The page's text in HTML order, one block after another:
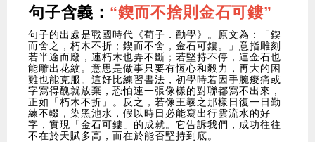
句子含義： “鍥而不捨則金石可鏤”
句子的出處是戰國時代《荀子．勸學》。原文為：「鍥
而舍之，朽木不折；鍥而不舍，金石可鏤。」意指雕刻
若半途而廢，連朽木也弄不斷；若堅持不停，連金石也
能雕出花紋。意思是做事只要有恆心和毅力，再大的困
難也能克服。這好比練習書法，初學時若因手腕痠痛或
字寫得醜就放棄，恐怕連一張像樣的對聯都寫不出來，
正如「朽木不折」。反之，若像王羲之那樣日復一日勤
練不輟，染黑池水，假以時日必能寫出行雲流水的好
字，實現「金石可鏤」的成就。它告訴我們，成功往往
不在於天賦多高，而在於能否堅持到底。